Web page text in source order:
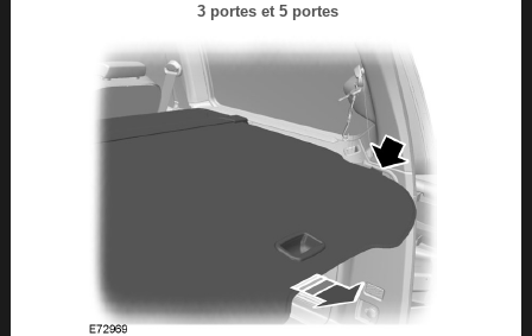
3 portes et 5 portes